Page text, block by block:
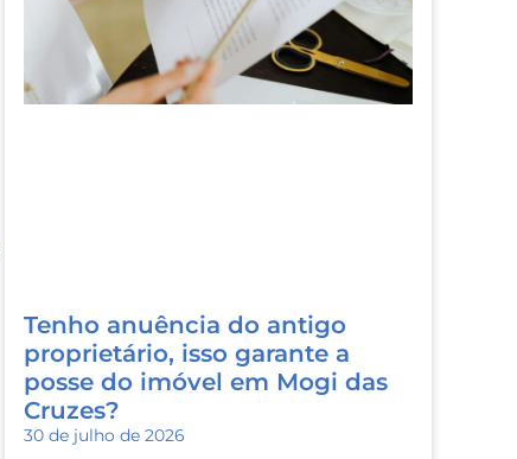
Tenho anuência do antigo
proprietário, isso garante a
posse do imóvel em Mogi das
Cruzes?
30 de julho de 2026